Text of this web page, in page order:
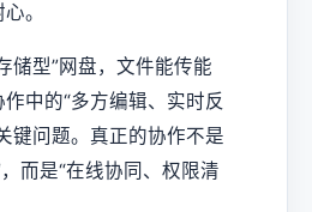
。
储型”网盘，文件能传能
中的“多方编辑、实时反
键问题。真正的协作不是
而是“在线协同、权限清